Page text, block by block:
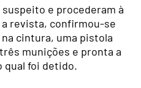
e procederam à
revista, confirmou-se
cintura, uma pistola
munições e pronta a
qual foi detido.